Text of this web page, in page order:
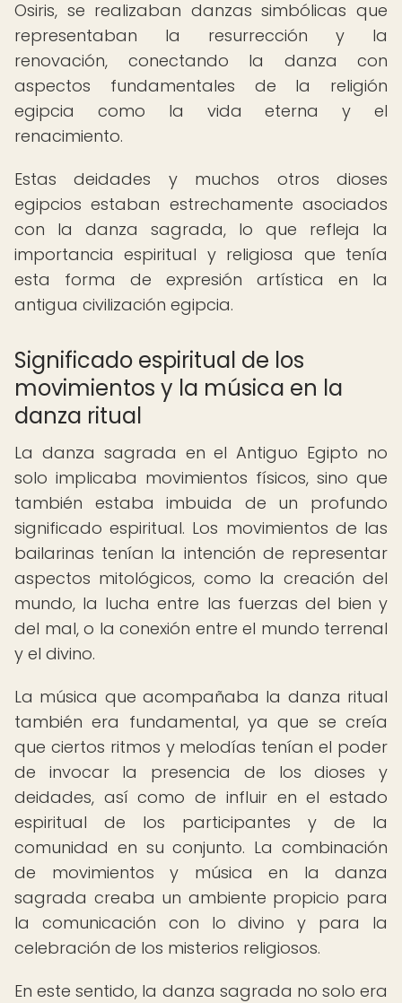
Osiris, se realizaban danzas simbólicas que
representaban la resurrección y la
renovación, conectando la danza con
aspectos fundamentales de la religión
egipcia como la vida eterna y el
renacimiento.
Estas deidades y muchos otros dioses
egipcios estaban estrechamente asociados
con la danza sagrada, lo que refleja la
importancia espiritual y religiosa que tenía
esta forma de expresión artística en la
antigua civilización egipcia.
Significado espiritual de los
movimientos y la música en la
danza ritual
La danza sagrada en el Antiguo Egipto no
solo implicaba movimientos físicos, sino que
también estaba imbuida de un profundo
significado espiritual. Los movimientos de las
bailarinas tenían la intención de representar
aspectos mitológicos, como la creación del
mundo, la lucha entre las fuerzas del bien y
del mal, o la conexión entre el mundo terrenal
y el divino.
La música que acompañaba la danza ritual
también era fundamental, ya que se creía
que ciertos ritmos y melodías tenían el poder
de invocar la presencia de los dioses y
deidades, así como de influir en el estado
espiritual de los participantes y de la
comunidad en su conjunto. La combinación
de movimientos y música en la danza
sagrada creaba un ambiente propicio para
la comunicación con lo divino y para la
celebración de los misterios religiosos.
En este sentido, la danza sagrada no solo era